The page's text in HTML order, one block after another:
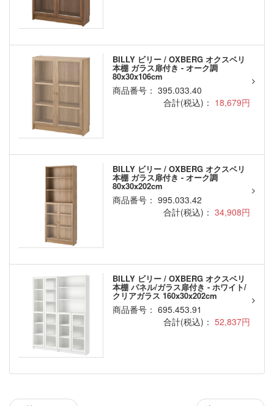
BILLY ビリー / OXBERG オクスベリ
本棚 ガラス扉付き - オーク調
80x30x106cm
商品番号： 395.033.40
合計(税込)： 18,679円
BILLY ビリー / OXBERG オクスベリ
本棚 ガラス扉付き - オーク調
80x30x202cm
商品番号： 995.033.42
合計(税込)： 34,908円
BILLY ビリー / OXBERG オクスベリ
本棚 パネル/ガラス扉付き - ホワイト/
クリアガラス 160x30x202cm
商品番号： 695.453.91
合計(税込)： 52,837円